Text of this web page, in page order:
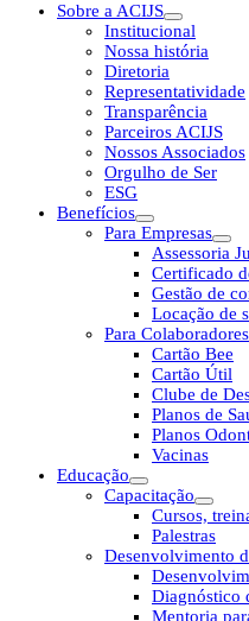
Sobre a ACIJS
Institucional
Nossa história
Diretoria
Representatividade
Transparência
Parceiros ACIJS
Nossos Associados
Orgulho de Ser
ESG
Benefícios
Para Empresas
Assessoria
Certificado
Gestão de
Locação de
Para Colaboradores
Cartão Bee
Cartão Útil
Clube de
Planos de
Planos
Vacinas
Educação
Capacitação
Cursos,
Palestras
Desenvolvimento
Diagnóstico
Mentoria